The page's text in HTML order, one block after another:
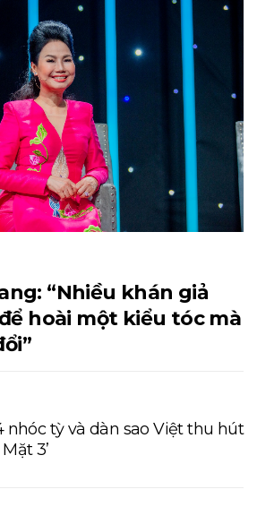
“Nhiều khán giả
hoài một kiểu tóc mà
nhóc tỳ và dàn sao Việt thu hút
3’